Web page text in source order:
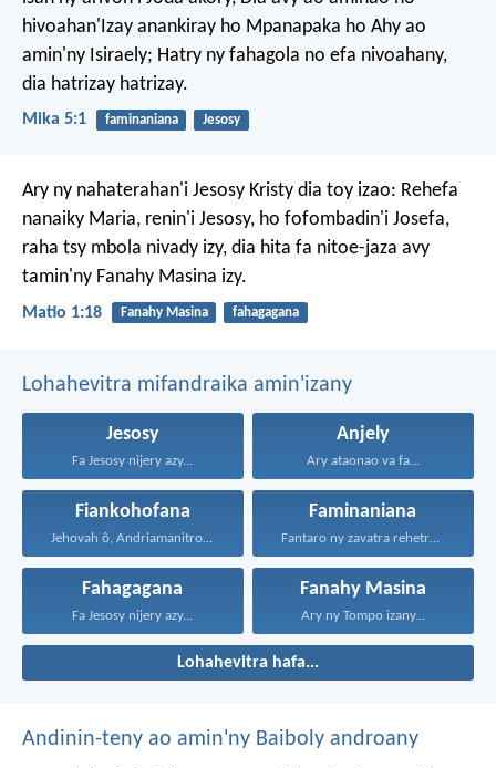
hivoahan'Izay anankiray ho Mpanapaka ho Ahy ao
amin'ny Isiraely; Hatry ny fahagola no efa nivoahany,
dia hatrizay hatrizay.
Mika 5:1 faminaniana Jesosy
Ary ny nahaterahan'i Jesosy Kristy dia toy izao: Rehefa
nanaiky Maria, renin'i Jesosy, ho fofombadin'i Josefa,
raha tsy mbola nivady izy, dia hita fa nitoe-jaza avy
tamin'ny Fanahy Masina izy.
Matio 1:18 Fanahy Masina fahagagana
Lohahevitra mifandraika amin'izany
Jesosy
Fa Jesosy nijery azy...
Anjely
Ary ataonao va fa...
Fiankohofana
Jehovah ô, Andriamanitro Hianao...
Faminaniana
Fantaro ny zavatra rehetra...
Fahagagana
Fa Jesosy nijery azy...
Fanahy Masina
Ary ny Tompo izany...
Lohahevitra hafa...
Andinin-teny ao amin'ny Baiboly androany